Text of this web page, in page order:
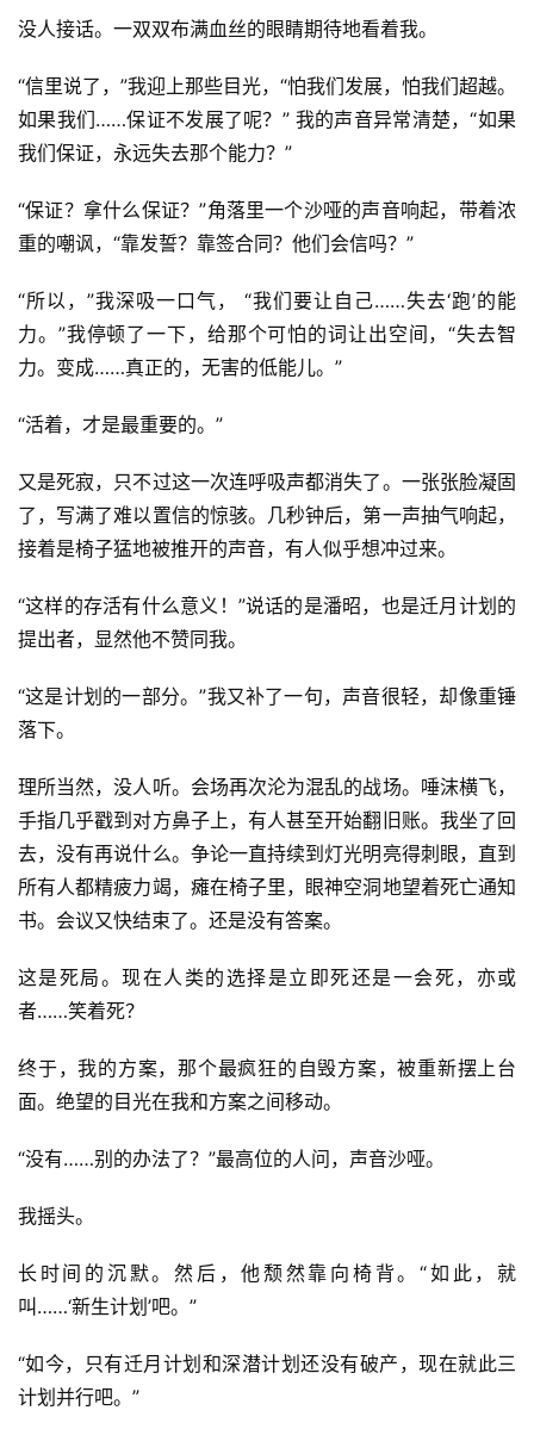
没人接话。一双双布满血丝的眼睛期待地看着我。
“信里说了，”我迎上那些目光，“怕我们发展，怕我们超越。
如果我们……保证不发展了呢？” 我的声音异常清楚，“如果
我们保证，永远失去那个能力？”
“保证？拿什么保证？”角落里一个沙哑的声音响起，带着浓
重的嘲讽，“靠发誓？靠签合同？他们会信吗？”
“所以，”我深吸一口气， “我们要让自己……失去‘跑’的能
力。”我停顿了一下，给那个可怕的词让出空间，“失去智
力。变成……真正的，无害的低能儿。”
“活着，才是最重要的。”
又是死寂，只不过这一次连呼吸声都消失了。一张张脸凝固
了，写满了难以置信的惊骇。几秒钟后，第一声抽气响起，
接着是椅子猛地被推开的声音，有人似乎想冲过来。
“这样的存活有什么意义！”说话的是潘昭，也是迁月计划的
提出者，显然他不赞同我。
“这是计划的一部分。”我又补了一句，声音很轻，却像重锤
落下。
理所当然，没人听。会场再次沦为混乱的战场。唾沫横飞，
手指几乎戳到对方鼻子上，有人甚至开始翻旧账。我坐了回
去，没有再说什么。争论一直持续到灯光明亮得刺眼，直到
所有人都精疲力竭，瘫在椅子里，眼神空洞地望着死亡通知
书。会议又快结束了。还是没有答案。
这是死局。现在人类的选择是立即死还是一会死，亦或
者……笑着死？
终于，我的方案，那个最疯狂的自毁方案，被重新摆上台
面。绝望的目光在我和方案之间移动。
“没有……别的办法了？”最高位的人问，声音沙哑。
我摇头。
长时间的沉默。然后，他颓然靠向椅背。“如此，就
叫……‘新生计划’吧。”
“如今，只有迁月计划和深潜计划还没有破产，现在就此三
计划并行吧。”